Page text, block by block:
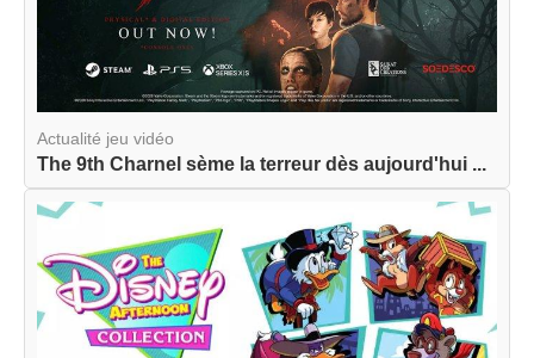
Actualité jeu vidéo
The 9th Charnel sème la terreur dès aujourd'hui ...